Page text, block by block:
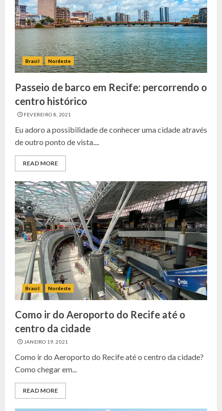
Brasil Nordeste
Passeio de barco em Recife: percorrendo o
centro histórico
FEVEREIRO 8, 2021
Eu adoro a possibilidade de conhecer uma cidade através
de outro ponto de vista....
READ MORE
Brasil Nordeste
Como ir do Aeroporto do Recife até o
centro da cidade
JANEIRO 19, 2021
Como ir do Aeroporto do Recife até o centro da cidade?
Como chegar em...
READ MORE